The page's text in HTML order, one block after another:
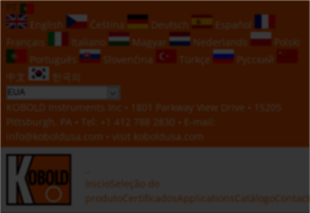
English
Čeština Deutsch
Español
Français
Italiano Magyar Nederlands
Polski
Português
Slovenčina Türkçe
Русский
中文
한국의
KOBOLD Instruments Inc • 1801 Parkway View Drive • 15205
Pittsburgh, PA • Tel:
+1 412 788 2830 • E-mail:
info@koboldusa.com • visit koboldusa.com
Inicio Seleção do
produtoCertificadosApplications Catálogo